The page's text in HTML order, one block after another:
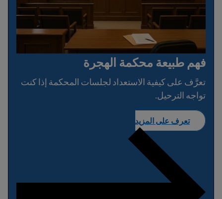
فهم طبيعة محكمة الهجرة
تعرَّف على كيفية الاستعداد لجلسات المحكمة إذا كنت
تواجه الترحيل.
تعرف على المزيد